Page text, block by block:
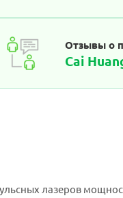
Отзывы о
Cai
лазеров